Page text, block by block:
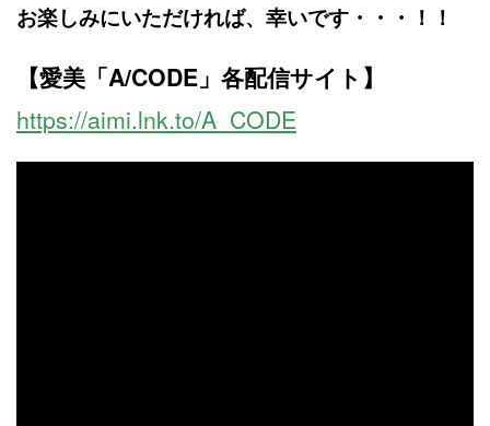
お楽しみにいただければ、幸いです・・・！！
【愛美「A/CODE」各配信サイト】
https://aimi.lnk.to/A_CODE